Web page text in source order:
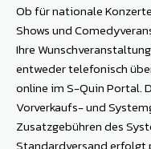
Ob für nationale
Shows und
Ihre
entweder telefonisch
online im S-Quin Portal.
Vorverkaufs- und
Zusatzgebühren des
Standardversand